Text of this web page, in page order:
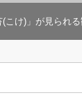
こけ)」が見られる